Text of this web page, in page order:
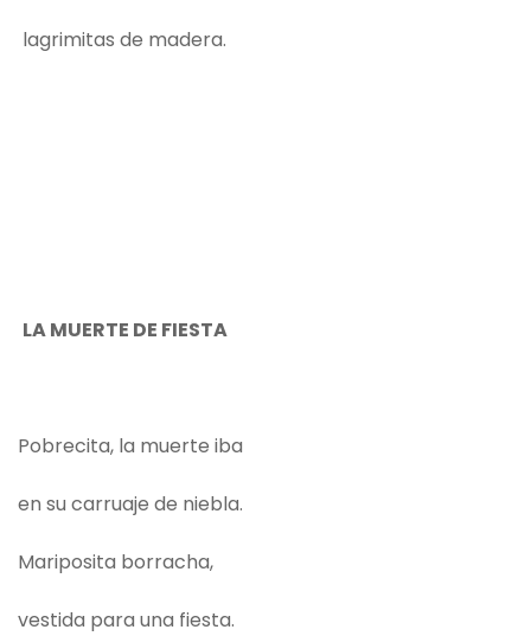
lagrimitas de madera.
LA MUERTE DE FIESTA
Pobrecita, la muerte iba
en su carruaje de niebla.
Mariposita borracha,
vestida para una fiesta.